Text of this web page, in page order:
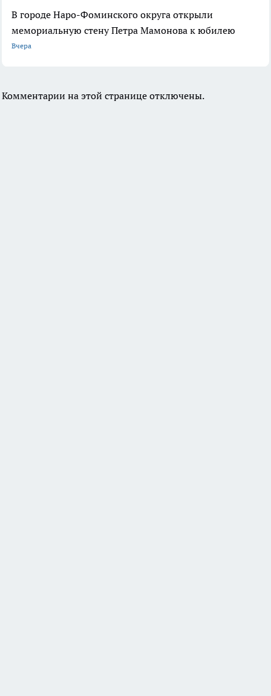
В городе Наро-Фоминского округа открыли
мемориальную стену Петра Мамонова к юбилею
Вчера
Комментарии на этой странице отключены.